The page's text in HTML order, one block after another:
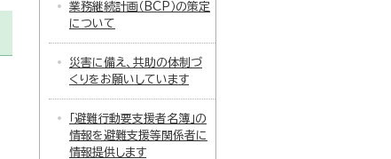
業務継続計画（BCP）の策定
について
災害に備え、共助の体制づ
くりをお願いしています
「避難行動要支援者名簿」の
情報を避難支援等関係者に
情報提供します